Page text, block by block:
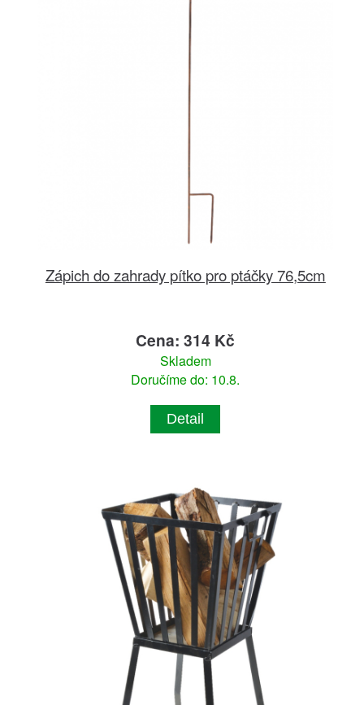
Zápich do zahrady pítko pro ptáčky 76,5cm
Cena: 314 Kč
Skladem
Doručíme do: 10.8.
Detail